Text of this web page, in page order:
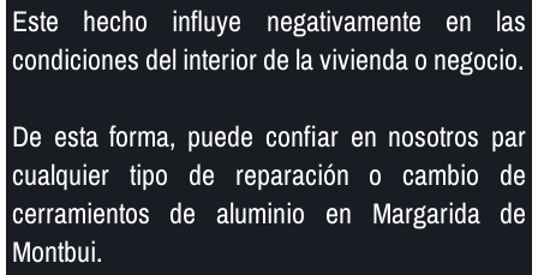
Este hecho influye negativamente en las
condiciones del interior de la vivienda o negocio.
De esta forma, puede confiar en nosotros par
cualquier tipo de reparación o cambio de
cerramientos de aluminio en Margarida de
Montbui.